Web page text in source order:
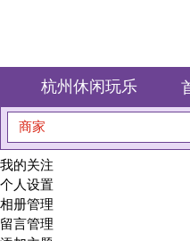
杭州休闲玩乐 首页
我的关注
个人设置
相册管理
留言管理
添加主题
发表点评
添加榜单